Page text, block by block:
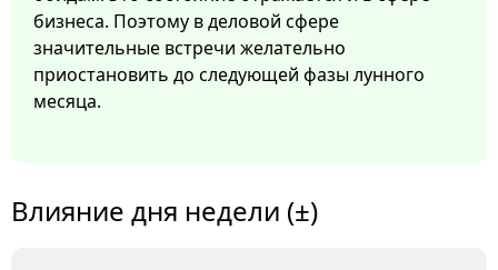
бизнеса. Поэтому в деловой сфере
значительные встречи желательно
приостановить до следующей фазы лунного
месяца.
Влияние дня недели (±)